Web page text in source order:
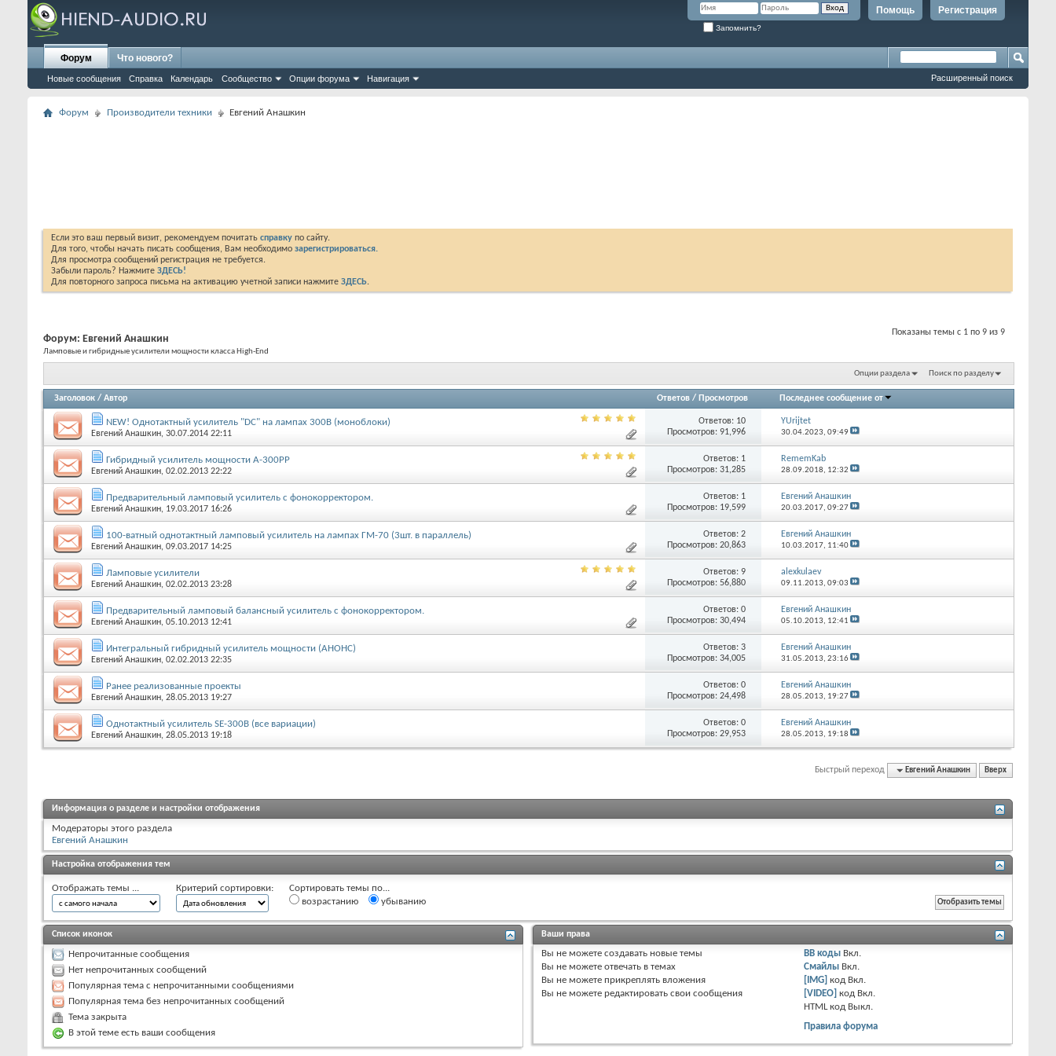
Регистрация
Помощь
Запомнить?
Форум
Новые сообщения Справка Календарь Сообщество Опции форума Навигация
Что нового?
Расширенный поиск
Форум Производители техники Евгений Анашкин
Если это ваш первый визит, рекомендуем почитать справку по сайту.
Для того, чтобы начать писать сообщения, Вам необходимо зарегистрироваться.
Для просмотра сообщений регистрация не требуется.
Забыли пароль? Нажмите ЗДЕСЬ!
Для повторного запроса письма на активацию учетной записи нажмите ЗДЕСЬ.
Показаны темы с 1 по 9 из 9
Форум: Евгений Анашкин
Ламповые и гибридные усилители мощности класса High-End
Опции раздела Поиск по разделу
Заголовок / Автор Ответов / Просмотров Последнее сообщение от
NEW! Однотактный усилитель "DC" на лампах 300В (моноблоки)
Евгений Анашкин, 30.07.2014 22:11
Ответов: 10
Просмотров: 91,996
YUrijtet
30.04.2023, 09:49
Гибридный усилитель мощности A-300PP
Евгений Анашкин, 02.02.2013 22:22
Ответов: 1
Просмотров: 31,285
RememKab
28.09.2018, 12:32
Предварительный ламповый усилитель с фонокорректором.
Евгений Анашкин, 19.03.2017 16:26
Ответов: 1
Просмотров: 19,599
Евгений Анашкин
20.03.2017, 09:27
100-ватный однотактный ламповый усилитель на лампах ГМ-70 (3шт. в параллель)
Евгений Анашкин, 09.03.2017 14:25
Ответов:2
Просмотров: 20,863
Евгений Анашкин
10.03.2017, 11:40
Ламповые усилители
Евгений Анашкин, 02.02.2013 23:28
Ответов:9
Просмотров: 56,880
alexkulaev
09.11.2013, 09:03
Предварительный ламповый балансный усилитель с фонокорректором.
Евгений Анашкин, 05.10.2013 12:41
Ответов:0
Просмотров: 30,494
Евгений Анашкин
05.10.2013, 12:41
Интегральный гибридный усилитель мощности (АНОНС)
Евгений Анашкин, 02.02.2013 22:35
Ответов:3
Просмотров: 34,005
Евгений Анашкин
31.05.2013, 23:16
Ранее реализованные проекты
Евгений Анашкин, 28.05.2013 19:27
Ответов:0
Просмотров: 24,498
Евгений Анашкин
28.05.2013, 19:27
Однотактный усилитель SE-300B (все вариации)
Евгений Анашкин, 28.05.2013 19:18
Ответов:0
Просмотров: 29,953
Евгений Анашкин
28.05.2013, 19:18
Быстрый переход Евгений Анашкин Вверх
Информация о разделе и настройки отображения
Модераторы этого раздела
Евгений Анашкин
Настройка отображения тем
Отображать темы ... Критерий сортировки:
Сортировать темы по...
возрастанию
убыванию
Список иконок
Непрочитанные сообщения
Нет непрочитанных сообщений
Популярная тема с непрочитанными сообщениями
Популярная тема без непрочитанных сообщений
Тема закрыта
В этой теме есть ваши сообщения
Ваши права
Вы не можете создавать новые темы
Вы не можете отвечать в темах
Вы не можете прикреплять вложения
Вы не можете редактировать свои сообщения
BB коды Вкл.
Смайлы Вкл.
[IMG] код Вкл.
[VIDEO] код Вкл.
HTML код Выкл.
Правила форума